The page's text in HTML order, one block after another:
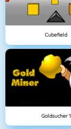
Cubefield
Goldsucher 1